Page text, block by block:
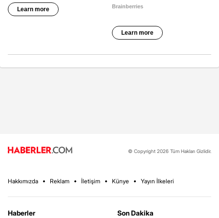
© Copyright 2026 Tüm Hakları Gizlidir.
Hakkımızda Reklam İletişim Künye Yayın İlkeleri
Haberler
Son Dakika